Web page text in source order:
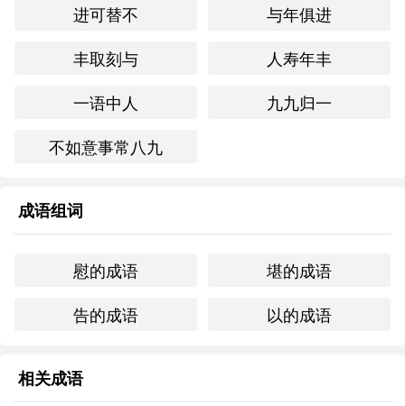
总能找到一些值得珍惜和感激的事情，从而减轻心中的负
个人应用：
在生活中，我曾经历一段时间的失业，感到非常沮丧。但在
然有支持我的家人和朋友，这让我觉得“堪以告慰”。
在一首小诗中可以这样使用：
风雨如磐难掩愁，
但见花开笑意柔。
心中有念堪以告慰。
进可替不
与年俱进
丰取刻与
人寿年丰
一语中人
九九归一
不如意事常八九
成语组词
慰的成语
堪的成语
告的成语
以的成语
相关成语